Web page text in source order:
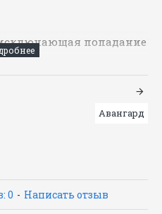
попадание
для комфорта,
по низу
Авангард
0 - Написать отзыв